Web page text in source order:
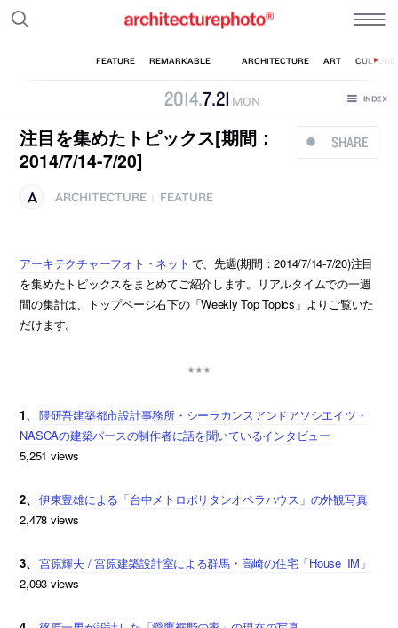
2014.7.21 MON
SHARE
注目を集めたトピックス[期間：
2014/7/14-7/20]
ARCHITECTURE FEATURE
アーキテクチャーフォト・ネット で、先週(期間：2014/7/14-7/20)注目
を集めたトピックスをまとめてご紹介します。リアルタイムでの一週
間の集計は、トップページ右下の「Weekly Top Topics」よりご覧いた
だけます。
1、 隈研吾建築都市設計事務所・シーラカンスアンドアソシエイツ・
NASCAの建築パースの制作者に話を聞いているインタビュー
5,251 views
2、 伊東豊雄による「台中メトロポリタンオペラハウス」の外観写真
2,478 views
3、 宮原輝夫 / 宮原建築設計室による群馬・高崎の住宅「House_IM」
2,093 views